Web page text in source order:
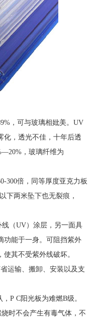
，可与玻璃相妣美。UV
化，透光不佳，十年后透
，玻璃纤维为
300倍，同等厚度亚克力板
下两米坠下也无裂痕，
线（UV）涂层，另一面具
功能于一身。可阻挡紫外
其不受紫外线破坏。
运输、搬卸、安装以及支
P C阳光板为难燃B级。
时不会产生有毒气体，不